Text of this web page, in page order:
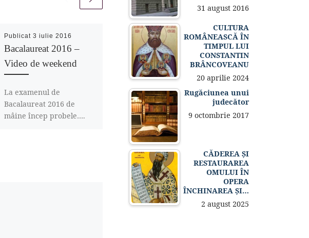
Publicat 3 iulie 2016
Bacalaureat 2016 –
Video de weekend
La examenul de
Bacalaureat 2016 de
mâine încep probele….
Publicat27 iulie 2015
Vacanță: Zâmbiți, vă
rog! #11
Pentru că tot e vacanta…
😉 Și…atenție la piscină
🙂
31 august 2016
CULTURA
ROMÂNEASCĂ ÎN
TIMPUL LUI
CONSTANTIN
BRÂNCOVEANU
20 aprilie 2024
Rugăciunea unui
judecător
9 octombrie 2017
CĂDEREA ȘI
RESTAURAREA
OMULUI ÎN
OPERA
ÎNCHINAREA ȘI…
2 august 2025